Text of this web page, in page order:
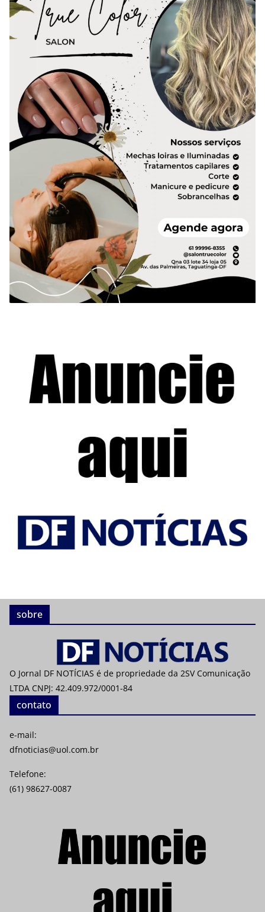
sobre
O Jornal DF NOTÍCIAS é de propriedade da 2SV Comunicação
LTDA CNPJ: 42.409.972/0001-84
contato
e-mail:
dfnoticias@uol.com.br
Telefone:
(61) 98627-0087